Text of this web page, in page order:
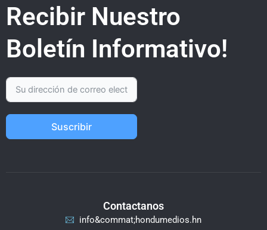
Recibir Nuestro
Boletín Informativo!
Suscribir
Contactanos
info&commat;hondumedios.hn